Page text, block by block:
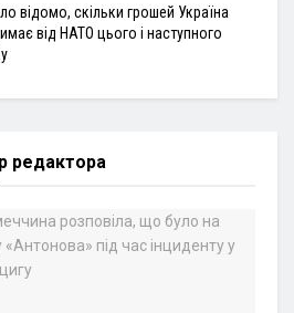
відомо, скільки грошей Україна
від НАТО цього і наступного
редактора